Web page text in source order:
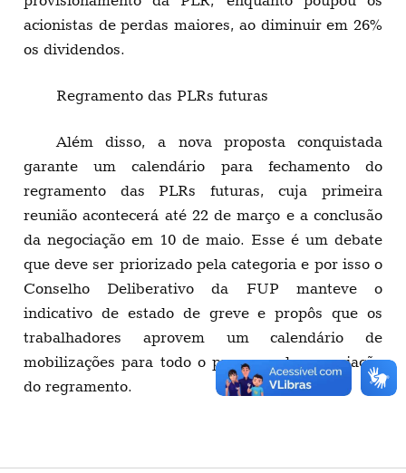
acionistas de perdas maiores, ao diminuir em 26%
os dividendos.
Regramento das PLRs futuras
Além disso, a nova proposta conquistada
garante um calendário para fechamento do
regramento das PLRs futuras, cuja primeira
reunião acontecerá até 22 de março e a conclusão
da negociação em 10 de maio. Esse é um debate
que deve ser priorizado pela categoria e por isso o
Conselho Deliberativo da FUP manteve o
indicativo de estado de greve e propôs que os
trabalhadores aprovem um calendário de
mobilizações para todo o processo de negociação
do regramento.